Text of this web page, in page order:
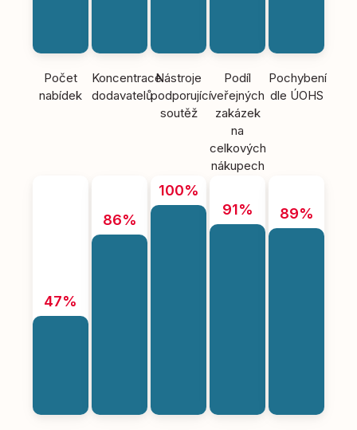
Počet
nabídek
Koncentrace
dodavatelů
Nástroje
podporující
soutěž
Podíl
veřejných
zakázek
na
celkových
nákupech
Pochybení
dle ÚOHS
47%
86%
100%
91% 89%